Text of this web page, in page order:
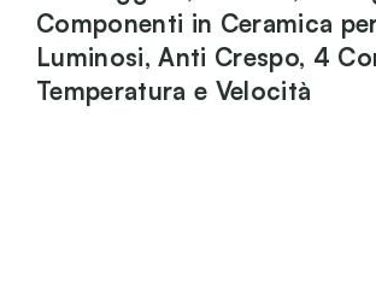
Componenti in Ceramica
Luminosi, Anti Crespo, 4
Temperatura e Velocità